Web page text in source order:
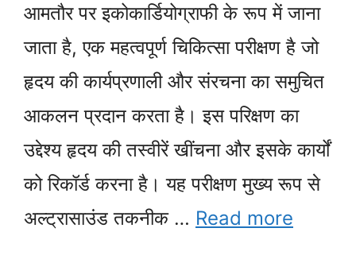
आमतौर पर इकोकार्डियोग्राफी के रूप में जाना
जाता है, एक महत्वपूर्ण चिकित्सा परीक्षण है जो
हृदय की कार्यप्रणाली और संरचना का समुचित
आकलन प्रदान करता है। इस परिक्षण का
उद्देश्य हृदय की तस्वीरें खींचना और इसके कार्यों
को रिकॉर्ड करना है। यह परीक्षण मुख्य रूप से
अल्ट्रासाउंड तकनीक … Read more